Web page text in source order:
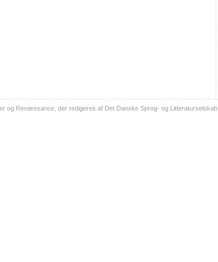
og Renæssance, der redigeres af Det Danske Sprog- og Litteraturselskab